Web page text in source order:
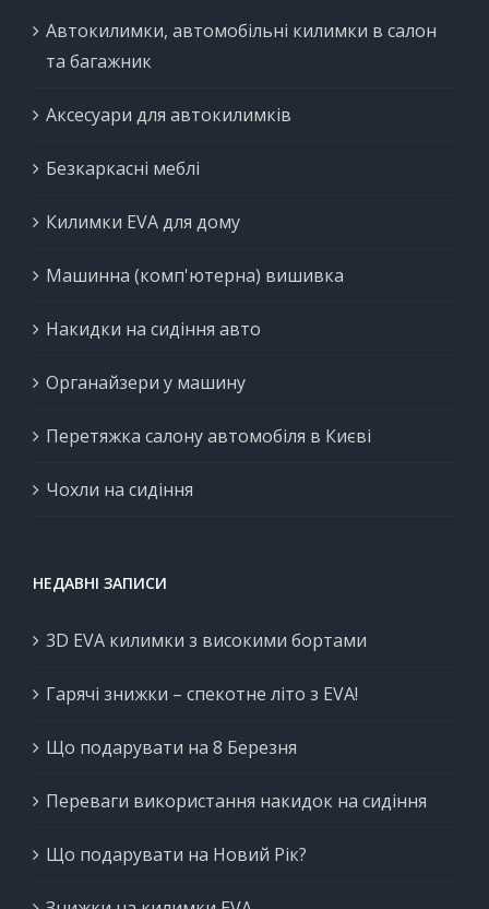
Автокилимки, автомобільні килимки в салон
та багажник
Аксесуари для автокилимків
Безкаркасні меблі
Килимки EVA для дому
Машинна (комп'ютерна) вишивка
Накидки на сидіння авто
Органайзери у машину
Перетяжка салону автомобіля в Києві
Чохли на сидіння
НЕДАВНІ ЗАПИСИ
3D EVA килимки з високими бортами
Гарячі знижки – спекотне літо з EVA!
Що подарувати на 8 Березня
Переваги використання накидок на сидіння
Що подарувати на Новий Рік?